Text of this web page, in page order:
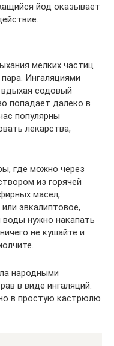
йод оказывает
мелких частиц
Ингаляциями
вдыхая содовый
попадает далеко в
популярны
лекарства,
где можно через
из горячей
масел,
эвкалиптовое,
воды нужно накапать
не кушайте и
народными
в виде ингаляций.
в простую кастрюлю